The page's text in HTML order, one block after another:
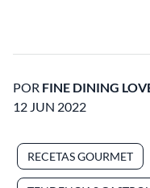
POR FINE DINING
12 JUN 2022
RECETAS GOURMET